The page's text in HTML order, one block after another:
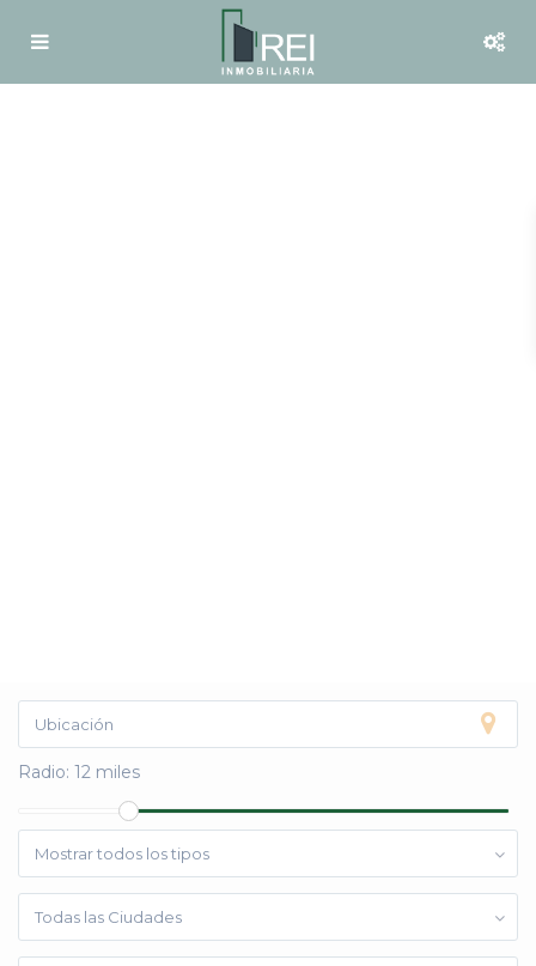
Radio: 12 miles
Mostrar todos los tipos
Todas las Ciudades